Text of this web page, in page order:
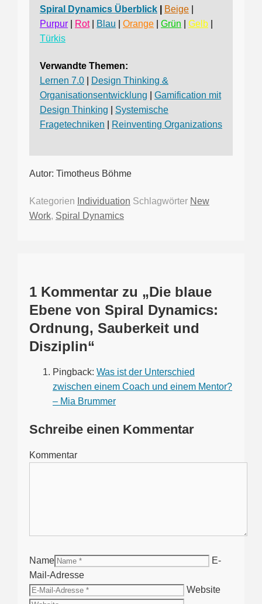
Spiral Dynamics Überblick Beige
Purpur
Rot| Blau Orange Grün Gelb
Türkis
Verwandte Themen:
Lernen 7.0
Design Thinking &
Organisationsentwicklung
Gamification mit
Design Thinking
Systemische
Fragetechniken
Reinventing Organizations
Autor: Timotheus Böhme
Kategorien Individuation Schlagwörter New
Work, Spiral Dynamics
1 Kommentar zu „Die blaue
Ebene von Spiral Dynamics:
Ordnung, Sauberkeit und
Disziplin“
Pingback: Was ist der Unterschied
zwischen einem Coach und einem Mentor?
– Mia Brummer
Schreibe einen Kommentar
Kommentar
Name
E-
Mail-Adresse
Website